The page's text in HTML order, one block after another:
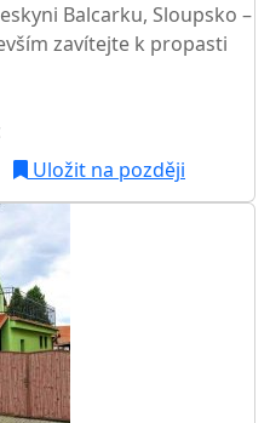
Balcarku, Sloupsko –
zavítejte k propasti
Uložit na později